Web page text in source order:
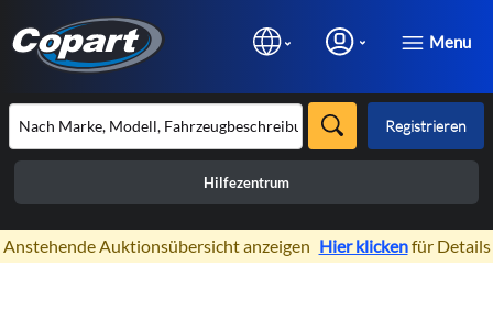
Menu
Registrieren
Hilfezentrum
×
Anstehende Auktionsübersicht anzeigen Hier klickenfür Details